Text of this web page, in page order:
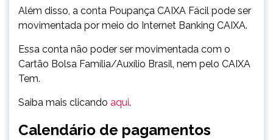
Além disso, a conta Poupança CAIXA Fácil pode ser
movimentada por meio do Internet Banking CAIXA.
Essa conta não poder ser movimentada com o
Cartão Bolsa Família/Auxílio Brasil, nem pelo CAIXA
Tem.
Saiba mais clicando aqui.
Calendário de pagamentos